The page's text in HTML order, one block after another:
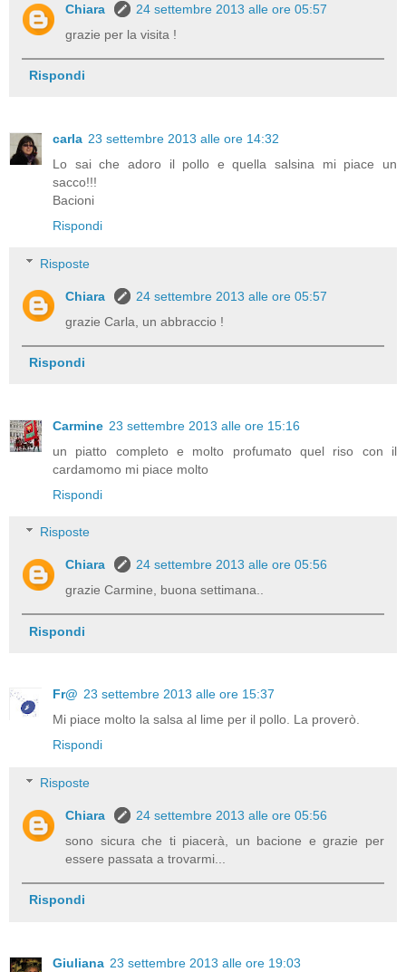
Chiara
24 settembre 2013 alle ore 05:57
grazie per la visita !
Rispondi
carla 23 settembre 2013 alle ore 14:32
Lo sai che adoro il pollo e quella salsina mi piace un
sacco!!!
Bacioni
Rispondi
Risposte
Chiara
24 settembre 2013 alle ore 05:57
grazie Carla, un abbraccio !
Rispondi
Carmine 23 settembre 2013 alle ore 15:16
un piatto completo e molto profumato quel riso con il
cardamomo mi piace molto
Rispondi
Risposte
Chiara
24 settembre 2013 alle ore 05:56
grazie Carmine, buona settimana..
Rispondi
Fr@ 23 settembre 2013 alle ore 15:37
Mi piace molto la salsa al lime per il pollo. La proverò.
Rispondi
Risposte
Chiara
24 settembre 2013 alle ore 05:56
sono sicura che ti piacerà, un bacione e grazie per
essere passata a trovarmi...
Rispondi
Giuliana 23 settembre 2013 alle ore 19:03